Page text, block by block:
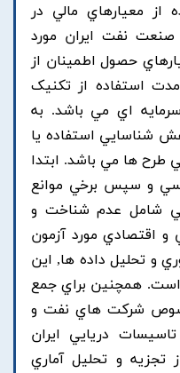
از معيارهاي مالي در
صنعت نفت ايران مورد
حصول اطمينان از
استفاده از تکنيک
اي مي باشد. به
شناسايي استفاده يا
طرح ها مي باشد. ابتدا
و سپس برخي موانع
شامل عدم شناخت و
و اقتصادي مورد آزمون
و تحليل داده ها, اين
همچنين براي جمع
خصوص شرکت هاي نفت و
دريايي ايران
تجزيه و تحليل آماري